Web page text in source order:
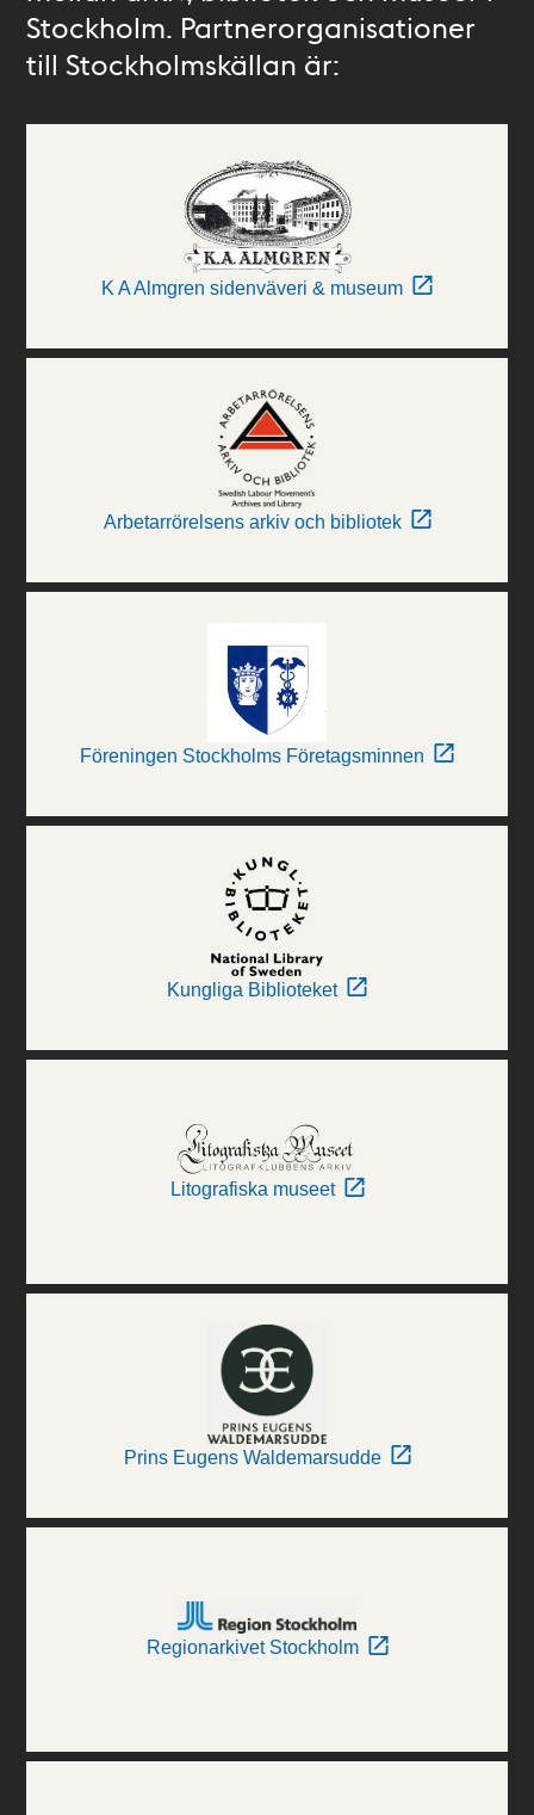
Stockholm. Partnerorganisationer
till Stockholmskällan är:
K A Almgren sidenväveri & museum
Arbetarrörelsens arkiv och bibliotek
Föreningen Stockholms Företagsminnen
Kungliga Biblioteket
Litografiska museet
Prins Eugens Waldemarsudde
Regionarkivet Stockholm